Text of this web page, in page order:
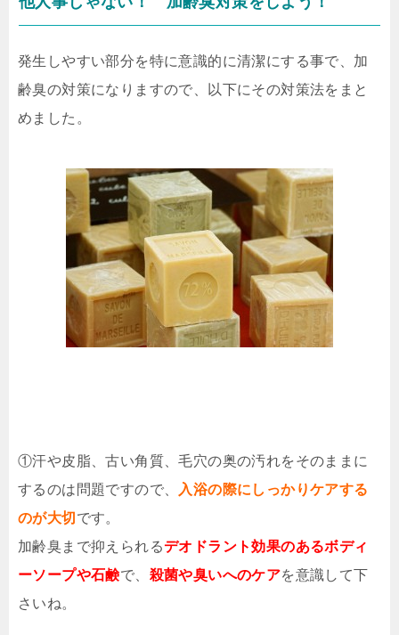
発生しやすい部分を特に意識的に清潔にする事で、加
齢臭の対策になりますので、以下にその対策法をまと
めました。
①汗や皮脂、古い角質、毛穴の奥の汚れをそのままに
するのは問題ですので、
入浴の際にしっかりケアする
のが大切 です。
加齢臭まで抑えられるデオドラント効果のあるボディ
ーソープや石鹸で、 殺菌や臭いへのケアを意識して下
さいね。